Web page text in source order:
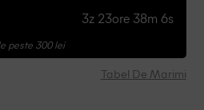
3z 23ore 38m 6s
peste 300 lei
Tabel De Marimi